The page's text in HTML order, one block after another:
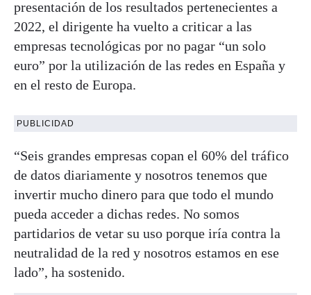
presentación de los resultados pertenecientes a
2022, el dirigente ha vuelto a criticar a las
empresas tecnológicas por no pagar “un solo
euro” por la utilización de las redes en España y
en el resto de Europa.
PUBLICIDAD
“Seis grandes empresas copan el 60% del tráfico
de datos diariamente y nosotros tenemos que
invertir mucho dinero para que todo el mundo
pueda acceder a dichas redes. No somos
partidarios de vetar su uso porque iría contra la
neutralidad de la red y nosotros estamos en ese
lado”, ha sostenido.